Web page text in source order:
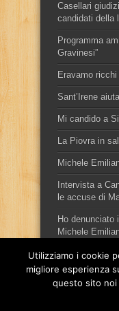
Casellari
candidati della
Programma
Gravinesi”
Eravamo ricchi
Sant’Irene
Mi candido a
La Piovra in
Michele
Intervista a
le accuse di
Ho denunciato
Michele
Sito ufficiale del
Utilizziamo i cookie
migliore esperienza
questo sito noi